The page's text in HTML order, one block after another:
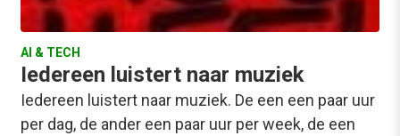
AI & TECH
Iedereen luistert naar muziek
Iedereen luistert naar muziek. De een een paar uur
per dag, de ander een paar uur per week, de een